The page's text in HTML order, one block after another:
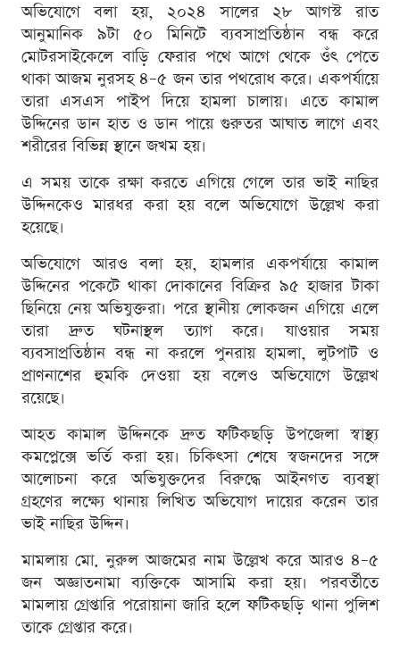
অভিযোগে বলা হয়, ২০২৪ সালের ২৮ আগস্ট রাত
আনুমানিক ৯টা ৫০ মিনিটে ব্যবসাপ্রতিষ্ঠান বন্ধ করে
মোটরসাইকেলে বাড়ি ফেরার পথে আগে থেকে ওঁৎ পেতে
থাকা আজম নুরসহ ৪–৫ জন তার পথরোধ করে। একপর্যায়ে
তারা এসএস পাইপ দিয়ে হামলা চালায়। এতে কামাল
উদ্দিনের ডান হাত ও ডান পায়ে গুরুতর আঘাত লাগে এবং
শরীরের বিভিন্ন স্থানে জখম হয়।
এ সময় তাকে রক্ষা করতে এগিয়ে গেলে তার ভাই নাছির
উদ্দিনকেও মারধর করা হয় বলে অভিযোগে উল্লেখ করা
হয়েছে।
অভিযোগে আরও বলা হয়, হামলার একপর্যায়ে কামাল
উদ্দিনের পকেটে থাকা দোকানের বিক্রির ৯৫ হাজার টাকা
ছিনিয়ে নেয় অভিযুক্তরা। পরে স্থানীয় লোকজন এগিয়ে এলে
তারা দ্রুত ঘটনাস্থল ত্যাগ করে। যাওয়ার সময়
ব্যবসাপ্রতিষ্ঠান বন্ধ না করলে পুনরায় হামলা, লুটপাট ও
প্রাণনাশের হুমকি দেওয়া হয় বলেও অভিযোগে উল্লেখ
রয়েছে।
আহত কামাল উদ্দিনকে দ্রুত ফটিকছড়ি উপজেলা স্বাস্থ্য
কমপ্লেক্সে ভর্তি করা হয়। চিকিৎসা শেষে স্বজনদের সঙ্গে
আলোচনা করে অভিযুক্তদের বিরুদ্ধে আইনগত ব্যবস্থা
গ্রহণের লক্ষ্যে থানায় লিখিত অভিযোগ দায়ের করেন তার
ভাই নাছির উদ্দিন।
মামলায় মো. নুরুল আজমের নাম উল্লেখ করে আরও ৪–৫
জন অজ্ঞাতনামা ব্যক্তিকে আসামি করা হয়। পরবর্তীতে
মামলায় গ্রেপ্তারি পরোয়ানা জারি হলে ফটিকছড়ি থানা পুলিশ
তাকে গ্রেপ্তার করে।